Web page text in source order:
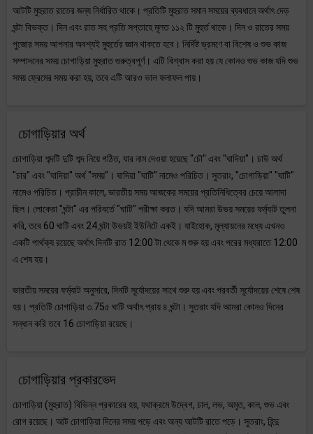
আটটি মুহুরাত রাতের জন্য নির্ধারিত থাকে। প্রতিটি মুহুরাত সমান সময়ের ব্যবধানে অর্থাৎ দেড়
ঘন্টা বিভক্ত। দিন এবং রাত সহ প্রতি সপ্তাহে মূলত ১১২ টি মুহুর্ত থাকে। দিন ও রাতের সময়
পুজোর সময় আপনার অবশ্যই মুহুর্তের জ্ঞান থাকতে হবে। নির্দিষ্ট ভ্রমণে বা বিশেষ ও শুভ কাজ
সম্পাদনের সময় চোগাড়িয়া মুহুরাত গুরুত্বপূর্ণ। এটি বিশ্বাস করা হয় যে কোনও শুভ কাজ যদি শুভ
সময় ফ্রেমের সময় করা হয়, তবে এটি আরও ভাল ফলাফল পায়।
চোগাড়িয়ার অর্থ
চোগাড়িয়া শব্দটি দুটি শব্দ নিয়ে গঠিত, যার নাম দেওয়া হয়েছে "চৌ" এবং "ঘাদিয়া"। চাউ অর্থ
"চার" এবং "ঘাদিয়া" অর্থ "সময়"। ঘাদিয়া "ঘাটি" নামেও পরিচিত। সুতরাং, "চোগাড়িয়া" "ঘাটি"
নামেও পরিচিত। প্রাচীন কালে, ভারতীয় সময় আজকের সময়ের প্রতিনিধিত্বের চেয়ে আলাদা
ছিল। লোকেরা "ঘন্টা" এর পরিবর্তে "ঘাটি" পরীক্ষা করত। যদি আমরা উভয় সময়ের ফর্ম্যাট তুলনা
করি, তবে 60 ঘাটি এবং 24 ঘন্টা উভয়ই ইউনিটে একই। যাইহোক, মূল্যায়নের মধ্যে এখনও
একটি পার্থক্য রয়েছে অর্থাৎ দিনটি রাত 12:00 টা থেকে ম শুরু হয় এবং পরের মধ্যরাতে 12:00
এ শেষ হয়।
ভারতীয় সময়ের ফর্ম্যাট অনুসারে, দিনটি সূর্যোদয়ের সাথে শুরু হয় এবং পরবর্তী সূর্যোদয়ের শেষে শেষ
হয়। প্রতিটি চোগাড়িয়া ৩.75৫ ঘাটি অর্থাৎ প্রায় ৪ ঘন্টা। সুতরাং যদি আমরা কোনও দিনের
সন্ধান করি তবে 16 চোগাড়িয়া রয়েছে।
চোগাড়িয়ার প্রকারভেদ
চোগাড়িয়া (মুহুরাত) বিভিন্ন প্রকারের হয়, যথাক্রমে উদ্বেগ, চাল, লভ, অমৃত, কাল, শুভ এবং
রোগ রয়েছে। আট চোগাড়িয়া দিনের সময় পড়ে এবং অন্য আটটি রাতে পড়ে। সুতরাং, হিন্দু